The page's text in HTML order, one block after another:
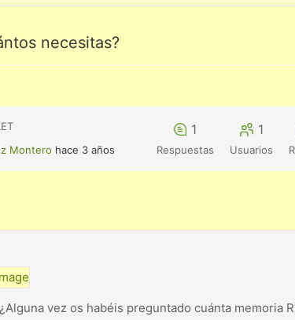
necesitas?
Montero hace 3 años
1
Respuestas
1
Usuarios
vez os habéis preguntado cuánta memoria